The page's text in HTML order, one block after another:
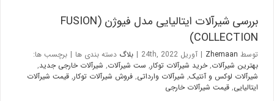
بررسی شیرآلات ایتالیایی مدل فیوژن (FUSION
COLLECTION)
توسطZhemaan
| آوریل 24th, 2022 | بلاگدسته بندی ها
برچسب ها:
بهترین شیرآلات,خرید شیرآلات توکار,ست شیرآلات,شیرآلات خارجی جدید,
شیرآلات لوکس و آنتیک,شیرآلات وارداتی,فروش شیرآلات توکار,قیمت شیرآلات
ایتالیایی,قیمت شیرآلات خارجی